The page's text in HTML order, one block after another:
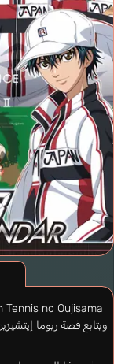
ويتابع قصة ريوما